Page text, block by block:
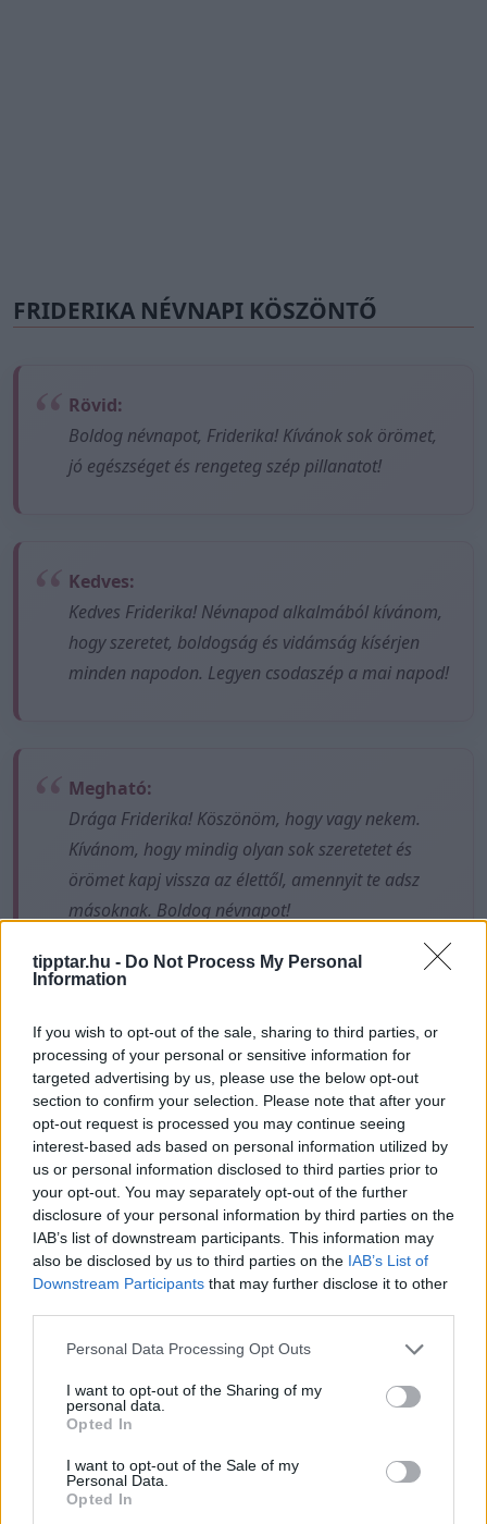
tipptar.hu - Do Not Process My Personal
Information
If you wish to opt-out of the sale, sharing to third parties, or
processing of your personal or sensitive information for
targeted advertising by us, please use the below opt-out
section to confirm your selection. Please note that after your
opt-out request is processed you may continue seeing
interest-based ads based on personal information utilized by
us or personal information disclosed to third parties prior to
your opt-out. You may separately opt-out of the further
disclosure of your personal information by third parties on the
IAB’s list of downstream participants. This information may
also be disclosed by us to third parties on the IAB’s List of
Downstream Participants that may further disclose it to other
Please note that this website/app uses one or more Google
not limited to your visit or usage behaviour. You may click to
grant or deny consent to Google and its third-party tags to
use your data for below specified purposes in below Google
consent section.
Personal Data Processing Opt Outs
I want to opt-out of the Sharing of my
personal data.
Opted In
I want to opt-out of the Sale of my
Personal Data.
Opted In
FRIDERIKA NÉVNAPI KÖSZÖNTŐ
Rövid:
Boldog névnapot, Friderika! Kívánok sok örömet,
jó egészséget és rengeteg szép pillanatot!
Kedves:
Kedves Friderika! Névnapod alkalmából kívánom,
hogy szeretet, boldogság és vidámság kísérjen
minden napodon. Legyen csodaszép a mai napod!
Megható:
Drága Friderika! Köszönöm, hogy vagy nekem.
Kívánom, hogy mindig olyan sok szeretetet és
örömet kapj vissza az élettől, amennyit te adsz
másoknak. Boldog névnapot!
Ez is érdekelhet
FRIDERIKA NÉVNAPRÓL
Friderika hagyományos névnapja szeptember 20-án
van. Ezen a napon köszöntik Magyarországon